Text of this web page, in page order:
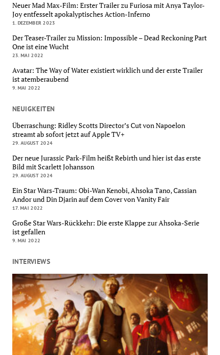
Neuer Mad Max-Film: Erster Trailer zu Furiosa mit Anya Taylor-
Joy entfesselt apokalyptisches Action-Inferno
1. DEZEMBER 2023
Der Teaser-Trailer zu Mission: Impossible – Dead Reckoning Part
One ist eine Wucht
23. MAI 2022
Avatar: The Way of Water existiert wirklich und der erste Trailer
ist atemberaubend
9. MAI 2022
NEUIGKEITEN
Überraschung: Ridley Scotts Director’s Cut von Napoelon
streamt ab sofort jetzt auf Apple TV+
29. AUGUST 2024
Der neue Jurassic Park-Film heißt Rebirth und hier ist das erste
Bild mit Scarlett Johansson
29. AUGUST 2024
Ein Star Wars-Traum: Obi-Wan Kenobi, Ahsoka Tano, Cassian
Andor und Din Djarin auf dem Cover von Vanity Fair
17. MAI 2022
Große Star Wars-Rückkehr: Die erste Klappe zur Ahsoka-Serie
ist gefallen
9. MAI 2022
INTERVIEWS